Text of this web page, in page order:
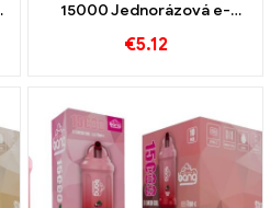
15000 Jednorázová e-
kombinace jahod a
€5.12